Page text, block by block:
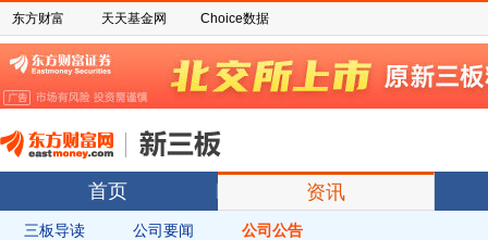
东方财富 天天基金网 Choice数据
首页 资讯
三板导读 公司要闻 公司公告